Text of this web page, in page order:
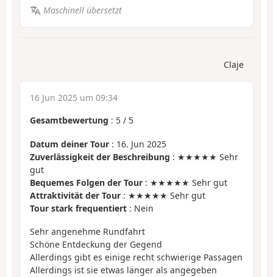
Maschinell übersetzt
Claje
16 Jun 2025 um 09:34
Gesamtbewertung : 5 / 5
Datum deiner Tour : 16. Jun 2025
Zuverlässigkeit der Beschreibung : ★★★★★ Sehr
gut
Bequemes Folgen der Tour : ★★★★★ Sehr gut
Attraktivität der Tour : ★★★★★ Sehr gut
Tour stark frequentiert : Nein
Sehr angenehme Rundfahrt
Schöne Entdeckung der Gegend
Allerdings gibt es einige recht schwierige Passagen
Allerdings ist sie etwas länger als angegeben